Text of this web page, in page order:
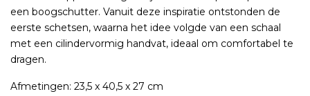
een boogschutter. Vanuit deze inspiratie ontstonden de
eerste schetsen, waarna het idee volgde van een schaal
met een cilindervormig handvat, ideaal om comfortabel te
dragen.
Afmetingen: 23,5 x 40,5 x 27 cm